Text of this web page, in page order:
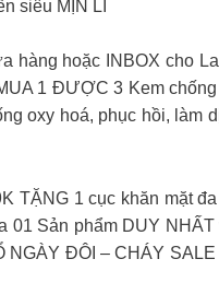
siêu MỊN LÌ
hoặc INBOX cho
1 ĐƯỢC 3 Kem
oxy hoá, phục hồi, làm
TẶNG 1 cục khăn mặt
Sản phẩm DUY
ĐÔI – CHÁY